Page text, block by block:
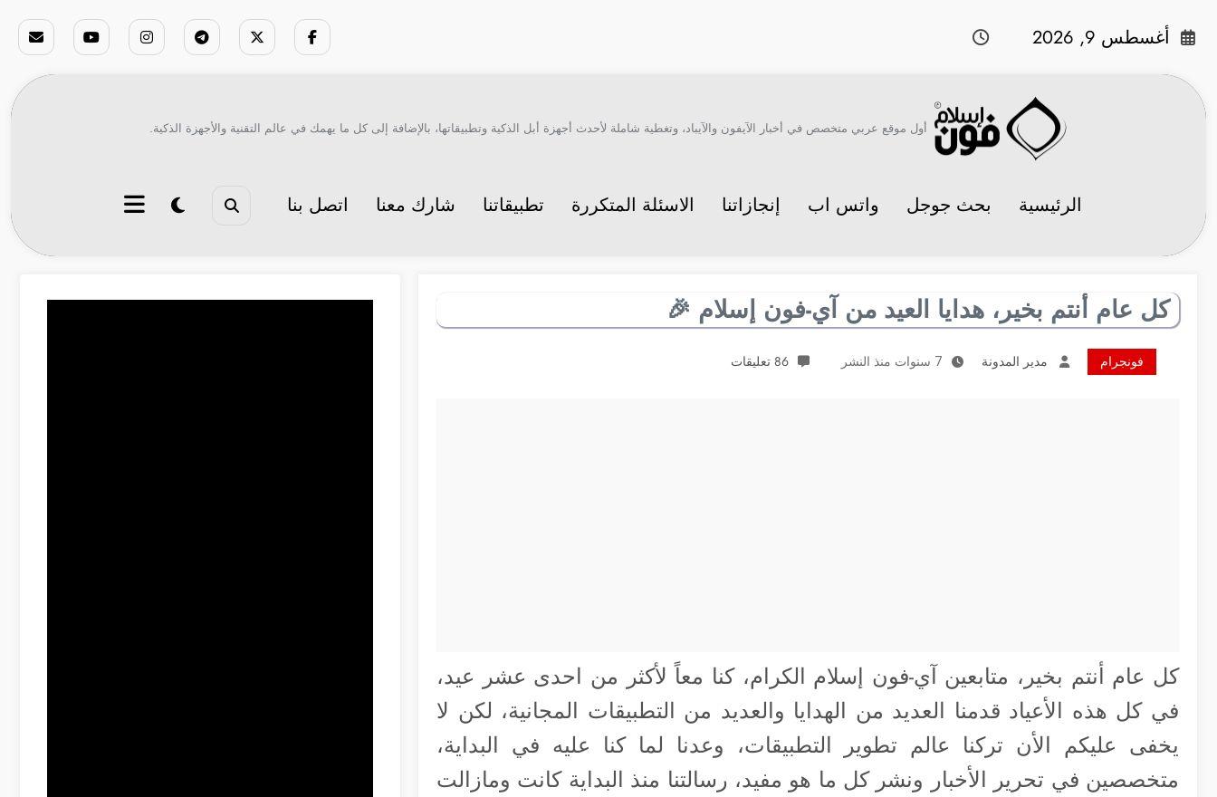
أغسطس 9, 2026
أول موقع عربي متخصص في أخبار الآيفون والآيباد، وتغطية شاملة لأحدث أجهزة أبل الذكية وتطبيقاتها، بالإضافة إلى كل ما يهمك في عالم التقنية والأجهزة الذكية.
الرئيسية بحث جوجل واتس اب إنجازاتنا الاسئلة المتكررة تطبيقاتنا شارك معنا اتصل بنا
كل عام أنتم بخير، هدايا العيد من آي-فون إسلام 🎉
فونجرام مدير المدونة 7 سنوات منذ النشر 86 تعليقات
كل عام أنتم بخير، متابعين آي-فون إسلام الكرام، كنا معاً لأكثر من احدى عشر عيد،
في كل هذه الأعياد قدمنا العديد من الهدايا والعديد من التطبيقات المجانية، لكن لا
يخفى عليكم الأن تركنا عالم تطوير التطبيقات، وعدنا لما كنا عليه في البداية،
متخصصين في تحرير الأخبار ونشر كل ما هو مفيد، رسالتنا منذ البداية كانت ومازالت